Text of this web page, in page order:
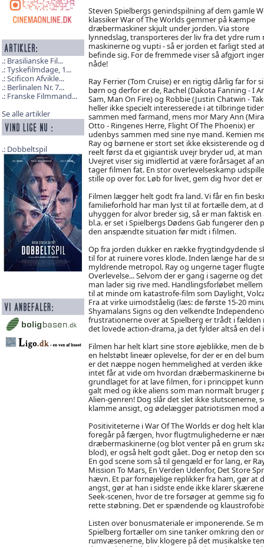
Brasilianske Fil...
Tyskefilmdage, 1...
Scificon Afvikle...
Berlinalen Nr. 7...
Franske Filmmand...
Se alle artikler
Dobbeltspil
Steven Spielbergs genindspilning af dem gamle
klassiker War of The Worlds gemmer på kæmpe
dræbermaskiner skjult under jorden. Via store
lynnedslag, transporteres der liv fra det ydre rum
maskinerne og vupti - så er jorden et farligt sted
befinde sig. For de fremmede viser så afgjort
nåde!
Ray Ferrier (Tom Cruise) er en rigtig dårlig far for
børn og derfor er de, Rachel (Dakota Fanning - I
Sam, Man On Fire) og Robbie (Justin Chatwin -
heller ikke specielt interesserede i at tilbringe
sammen med farmand, mens mor Mary Ann
Otto - Ringenes Herre, Flight Of The Phoenix) er
udenbys sammen med sine nye mand. Kemien
Ray og børnene er stort set ikke eksisterende og
reelt først da et gigiantisk uvejr bryder ud, at
Uvejret viser sig imidlertid at være forårsaget af
tager filmen fat. En stor overlevelseskamp
stille op over for. Løb for livet, gem dig hvor det er
Filmen lægger helt godt fra land. Vi får en fin
familieforhold har man lyst til at fortælle dem, at
uhyggen for alvor breder sig, så er man faktisk
bl.a. er set i Spielbergs Dødens Gab fungerer
den anspændte situation før midt i filmen.
Op fra jorden dukker en række frygtindgydende
til for at ruinere vores klode. Inden længe har de
myldrende metropol. Ray og ungerne tager
Overlevelse... Selvom der er gang i sagerne og
man lader sig rive med. Handlingsforløbet
til at minde om katastrofe-film som Daylight,
Fra at virke uimodståelig (læs: de første 15-20
Shyamalans Signs og den velkendte
frustrationerne over at Spielberg er trådt i
det lovede action-drama, ja det fylder altså en del
Filmen har helt klart sine store øjeblikke, men
en helstøbt lineær oplevelse, for der er en del
er det næppe nogen hemmelighed at verden
intet får at vide om hvordan dræbermaskinerne
grundlaget for at lave filmen, for i princippet
galt med og ikke aliens som man normalt
Alien-genren! Dog slår det slet ikke
klamme ansigt, og ødelægger patriotismen mod
Positiviteterne i War Of The Worlds er dog helt
foregår på færgen, hvor flugtmulighederne er
dræbermaskinerne (og blot venter på en grum
blod), er også helt godt gået. Dog er netop den
En god scene som så til gengæld er for lang, er
Mission To Mars, En Verden Udenfor, Det Store
hævn. Et par fornøjelige replikker fra ham, gør
angst, gør at han i sidste ende ikke klarer
Seek-scenen, hvor de tre forsøger at gemme sig
rette støbning. Det er spændende og
Listen over bonusmateriale er imponerende. Se
Spielberg fortæller om sine tanker omkring den
rumvæsenerne, bliv klogere på det musikalske